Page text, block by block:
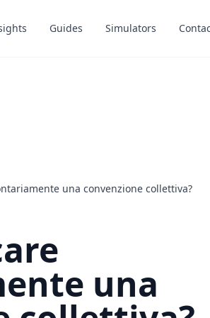
Guides Simulators
Guides Simulators
una convenzione collettiva?
una